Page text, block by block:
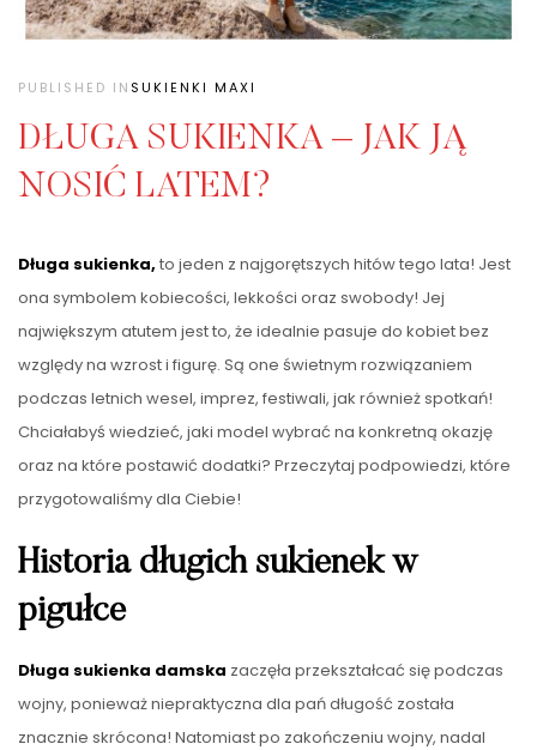
PUBLISHED IN SUKIENKI MAXI
DŁUGA SUKIENKA – JAK JĄ
NOSIĆ LATEM?
Długa sukienka, to jeden z najgorętszych hitów tego lata! Jest
ona symbolem kobiecości, lekkości oraz swobody! Jej
największym atutem jest to, że idealnie pasuje do kobiet bez
względy na wzrost i figurę. Są one świetnym rozwiązaniem
podczas letnich wesel, imprez, festiwali, jak również spotkań!
Chciałabyś wiedzieć, jaki model wybrać na konkretną okazję
oraz na które postawić dodatki? Przeczytaj podpowiedzi, które
przygotowaliśmy dla Ciebie!
Historia długich sukienek w
pigułce
Długa sukienka damska zaczęła przekształcać się podczas
wojny, ponieważ niepraktyczna dla pań długość została
znacznie skrócona! Natomiast po zakończeniu wojny, nadal